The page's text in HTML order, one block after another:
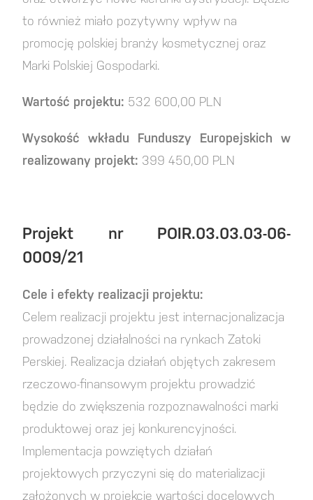
to również miało pozytywny wpływ na
promocję polskiej branży kosmetycznej oraz
Marki Polskiej Gospodarki.
Wartość projektu: 532 600,00 PLN
Wysokość wkładu Funduszy Europejskich w
realizowany projekt: 399 450,00 PLN
Projekt nr POIR.03.03.03-06-
0009/21
Cele i efekty realizacji projektu:
Celem realizacji projektu jest internacjonalizacja
prowadzonej działalności na rynkach Zatoki
Perskiej. Realizacja działań objętych zakresem
rzeczowo-finansowym projektu prowadzić
będzie do zwiększenia rozpoznawalności marki
produktowej oraz jej konkurencyjności.
Implementacja powziętych działań
projektowych przyczyni się do materializacji
założonych w projekcie wartości docelowych